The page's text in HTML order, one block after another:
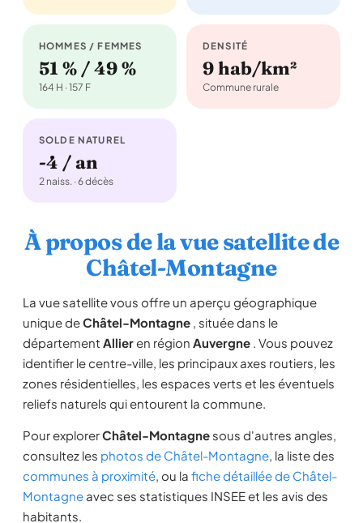
HOMMES / FEMMES
51 % / 49 %
164 H · 157 F
DENSITÉ
9 hab/km²
Commune rurale
SOLDE NATUREL
-4 / an
2 naiss. · 6 décès
À propos de la vue satellite de
Châtel-Montagne
La vue satellite vous offre un aperçu géographique
unique deChâtel-Montagne , située dans le
département Allieren région Auvergne . Vous pouvez
identifier le centre-ville, les principaux axes routiers, les
zones résidentielles, les espaces verts et les éventuels
reliefs naturels qui entourent la commune.
Pour explorerChâtel-Montagne sous d'autres angles,
consultez les photos de Châtel-Montagne, la liste des
communes à proximité, ou la fiche détaillée de Châtel-
Montagne avec ses statistiques INSEE et les avis des
habitants.